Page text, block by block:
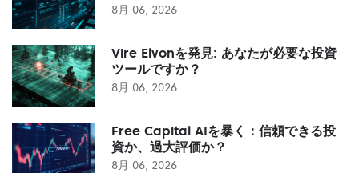
8月 06, 2026
Vire Elvonを発見: あなたが必要な投資
ツールですか？
8月 06, 2026
Free Capital AIを暴く：信頼できる投
資か、過大評価か？
8月 06, 2026